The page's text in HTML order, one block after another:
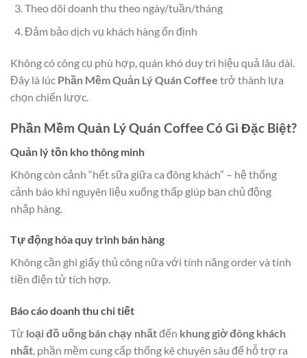
Theo dõi doanh thu theo ngày/tuần/tháng
Đảm bảo dịch vụ khách hàng ổn định
Không có công cụ phù hợp, quán khó duy trì hiệu quả lâu dài.
Đây là lúc Phần Mềm Quản Lý Quán Coffee trở thành lựa
chọn chiến lược.
Phần Mềm Quản Lý Quán Coffee Có Gì Đặc Biệt?
Quản lý tồn kho thông minh
Không còn cảnh “hết sữa giữa ca đông khách” – hệ thống
cảnh báo khi nguyên liệu xuống thấp giúp bạn chủ động
nhập hàng.
Tự động hóa quy trình bán hàng
Không cần ghi giấy thủ công nữa với tính năng order và tính
tiền điện tử tích hợp.
Báo cáo doanh thu chi tiết
Từ loại đồ uống bán chạy nhấtđến khung giờ đông khách
nhất, phần mềm cung cấp thống kê chuyên sâu để hỗ trợ ra